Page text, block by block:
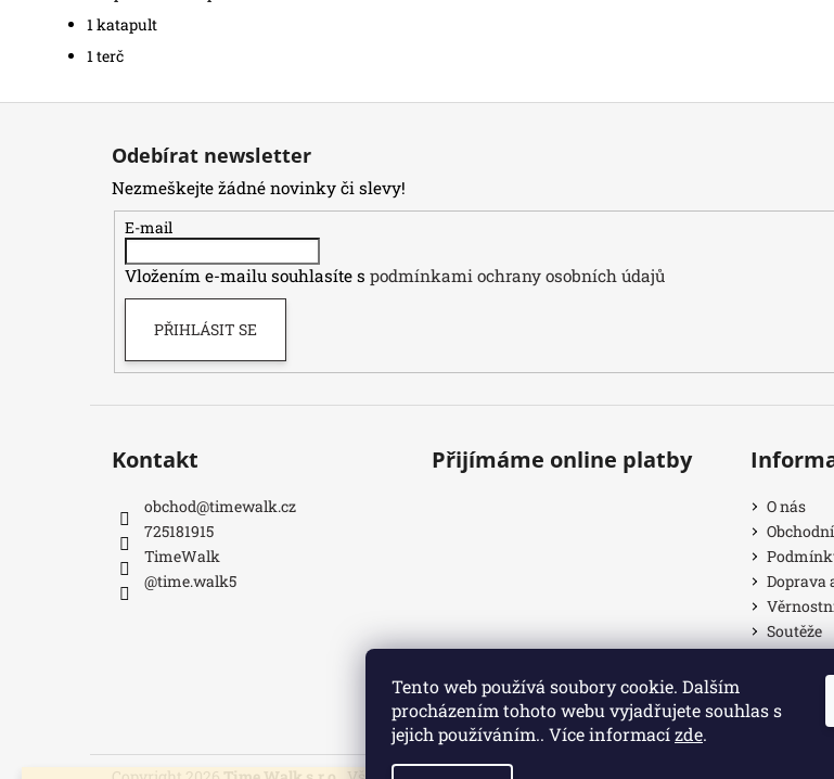
Tento web používá soubory cookie. Dalším
procházením tohoto webu vyjadřujete souhlas s
jejich používáním.. Více informacízde.
1 katapult
1 terč
Z
Odebírat newsletter
Nezmeškejte žádné novinky či slevy!
E-mail
Vložením e-mailu souhlasíte s podmínkami ochrany osobních údajů
PŘIHLÁSIT SE
Kontakt
obchod@timewalk.cz
725181915
TimeWalk
@time.walk5
Přijímáme online platby
O nás
Doprava
Soutěže